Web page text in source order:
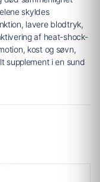
skyldes
lavere blodtryk,
af heat-shock-
kost og søvn,
supplement i en sund